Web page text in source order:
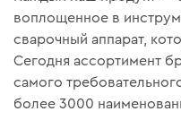
воплощенное в
сварочный аппарат,
Сегодня ассортимент
самого
более 3000